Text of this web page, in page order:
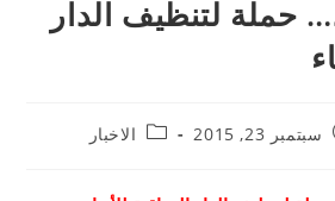
حملة لتنظيف الدار
سبتمبر 23, 2015 الاخبار